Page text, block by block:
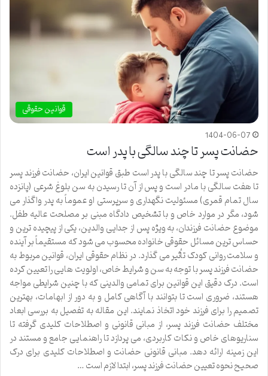
قوانین حقوقی
1404-06-07
حضانت پسر تا چند سالگی با پدر است
حضانت پسر تا چند سالگی با پدر است طبق قوانین ایران، حضانت فرزند پسر
تا هفت سالگی با مادر است و پس از آن تا رسیدن به سن بلوغ شرعی (پانزده
سال تمام قمری) مسئولیت نگهداری و سرپرستی او عموماً به پدر واگذار می
شود، مگر در موارد خاص و با تشخیص دادگاه مبنی بر مصلحت عالیه طفل.
موضوع حضانت فرزندان، به ویژه پس از جدایی والدین، یکی از پیچیده ترین و
حساس ترین مسائل حقوقی خانواده محسوب می شود که مستقیماً بر آینده
و سلامت روانی کودک تأثیر می گذارد. در نظام حقوقی ایران، قوانین مربوط به
حضانت فرزند پسر با توجه به سن و شرایط خاص، اولویت هایی را تعیین کرده
است. درک دقیق این قوانین برای تمامی والدینی که با چنین شرایطی مواجه
هستند، ضروری است تا بتوانند با آگاهی کامل و به دور از ابهامات، بهترین
تصمیم را برای فرزند خود اتخاذ نمایند. این مقاله به تفصیل به بررسی ابعاد
مختلف حضانت فرزند پسر، از مبانی قانونی و اصطلاحات کلیدی گرفته تا
سناریوهای خاص و نکات کاربردی، می پردازد تا راهنمایی جامع و مستند در
این زمینه ارائه دهد. مبانی قانونی حضانت و اصطلاحات کلیدی برای درک
صحیح نحوه تعیین حضانت فرزند پسر، ابتدا لازم است …